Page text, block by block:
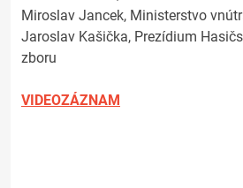
Miroslav Jancek, Ministerstvo
Jaroslav Kašička, Prezídium
zboru
VIDEOZÁZNAM